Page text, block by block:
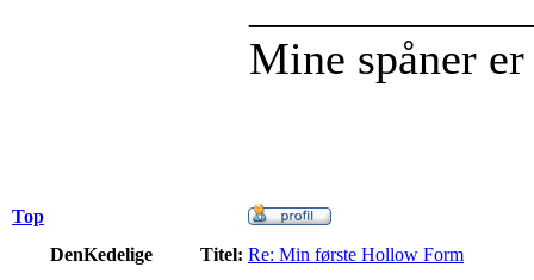
Mine spåner
Top
DenKedelige
Titel: Re: Min første Hollow Form